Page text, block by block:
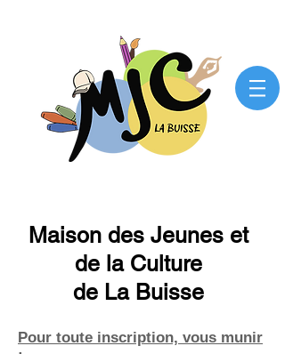
Maison des Jeunes et
de la Culture
de La Buisse
Pour toute inscription, vous munir